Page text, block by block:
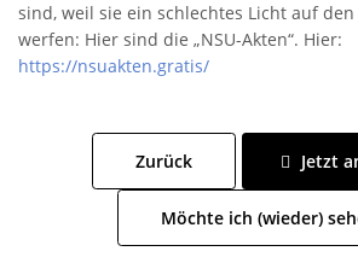
sind, weil sie ein schlechtes Licht auf
werfen: Hier sind die „NSU-Akten“. Hier:
https://nsuakten.gratis/
Zurück Jetzt
Möchte ich (wieder)